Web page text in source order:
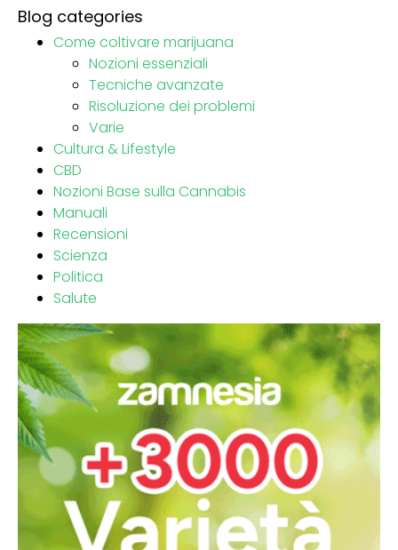
Blog categories
Come coltivare marijuana
Nozioni essenziali
Tecniche avanzate
Risoluzione dei problemi
Varie
Cultura & Lifestyle
CBD
Nozioni Base sulla Cannabis
Manuali
Recensioni
Scienza
Politica
Salute